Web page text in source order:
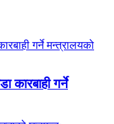
कारबाही गर्ने